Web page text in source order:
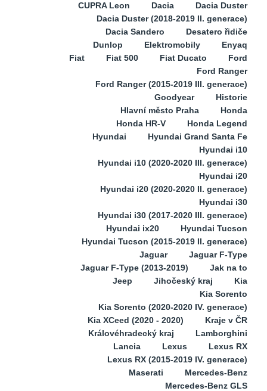
CUPRA Leon
Dacia
Dacia Duster
Dacia Duster (2018-2019 II. generace)
Dacia Sandero
Desatero řidiče
Dunlop
Elektromobily
Enyaq
Fiat
Fiat 500 Fiat Ducato
Ford
Ford Ranger
Ford Ranger (2015-2019 III. generace)
Goodyear
Historie
Hlavní město Praha
Honda
Honda HR-V
Honda Legend
Hyundai
Hyundai Grand Santa Fe
Hyundai i10
Hyundai i10 (2020-2020 III. generace)
Hyundai i20
Hyundai i20 (2020-2020 II. generace)
Hyundai i30
Hyundai i30 (2017-2020 III. generace)
Hyundai ix20
Hyundai Tucson
Hyundai Tucson (2015-2019 II. generace)
Jaguar
Jaguar F-Type
Jaguar F-Type (2013-2019)
Jak na to
Jeep
Jihočeský kraj
Kia
Kia Sorento
Kia Sorento (2020-2020 IV. generace)
Kia XCeed (2020 - 2020)
Kraje v ČR
Královéhradecký kraj
Lamborghini
Lancia
Lexus
Lexus RX
Lexus RX (2015-2019 IV. generace)
Maserati
Mercedes-Benz
Mercedes-Benz GLS